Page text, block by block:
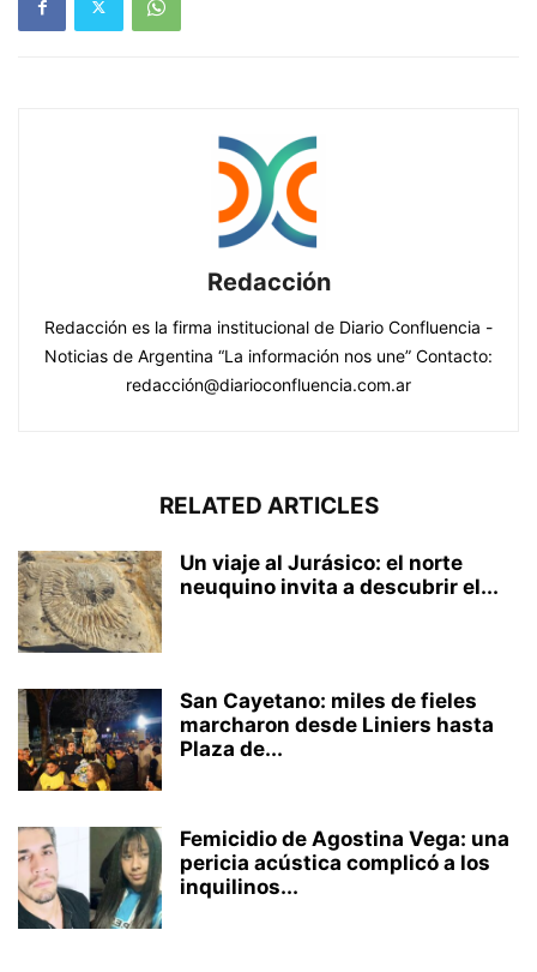
Redacción
Redacción es la firma institucional de Diario Confluencia -
Noticias de Argentina “La información nos une” Contacto:
redacción@diarioconfluencia.com.ar
RELATED ARTICLES
Un viaje al Jurásico: el norte
neuquino invita a descubrir el...
San Cayetano: miles de fieles
marcharon desde Liniers hasta
Plaza de...
Femicidio de Agostina Vega: una
pericia acústica complicó a los
inquilinos...